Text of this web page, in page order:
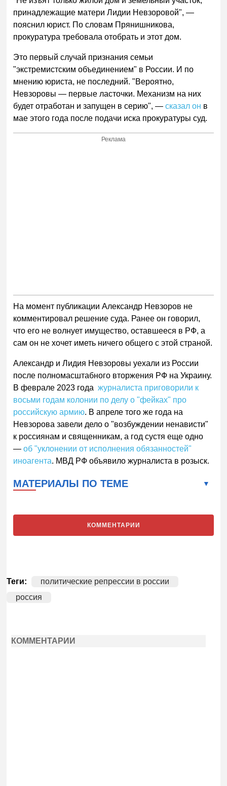
принадлежащие матери Лидии Невзоровой", —
пояснил юрист. По словам Прянишникова,
прокуратура требовала отобрать и этот дом.
Это первый случай признания семьи
"экстремистским объединением" в России. И по
мнению юриста, не последний. "Вероятно,
Невзоровы — первые ласточки. Механизм на них
будет отработан и запущен в серию", —сказал он в
мае этого года после подачи иска прокуратуры суд.
Реклама
На момент публикации Александр Невзоров не
комментировал решение суда. Ранее он говорил,
что его не волнует имущество, оставшееся в РФ, а
сам он не хочет иметь ничего общего с этой страной.
Александр и Лидия Невзоровы уехали из России
после полномасштабного вторжения РФ на Украину.
В феврале 2023 годажурналиста приговорили к
восьми годам колонии по делу о "фейках" про
российскую армию. В апреле того же года на
Невзорова завели дело о "возбуждении ненависти"
к россиянам и священникам, а год сустя еще одно
—об "уклонении от исполнения обязанностей"
иноагента. МВД РФ объявило журналиста в розыск.
МАТЕРИАЛЫ ПО ТЕМЕ
КОММЕНТАРИИ
Теги:
политические репрессии в россии
россия
КОММЕНТАРИИ